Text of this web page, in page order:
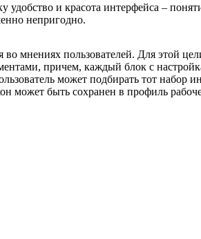
и красота интерфейса –
непригодно.
мнениях пользователей. Для этой
причем, каждый блок с
может подбирать тот набор
может быть сохранен в профиль